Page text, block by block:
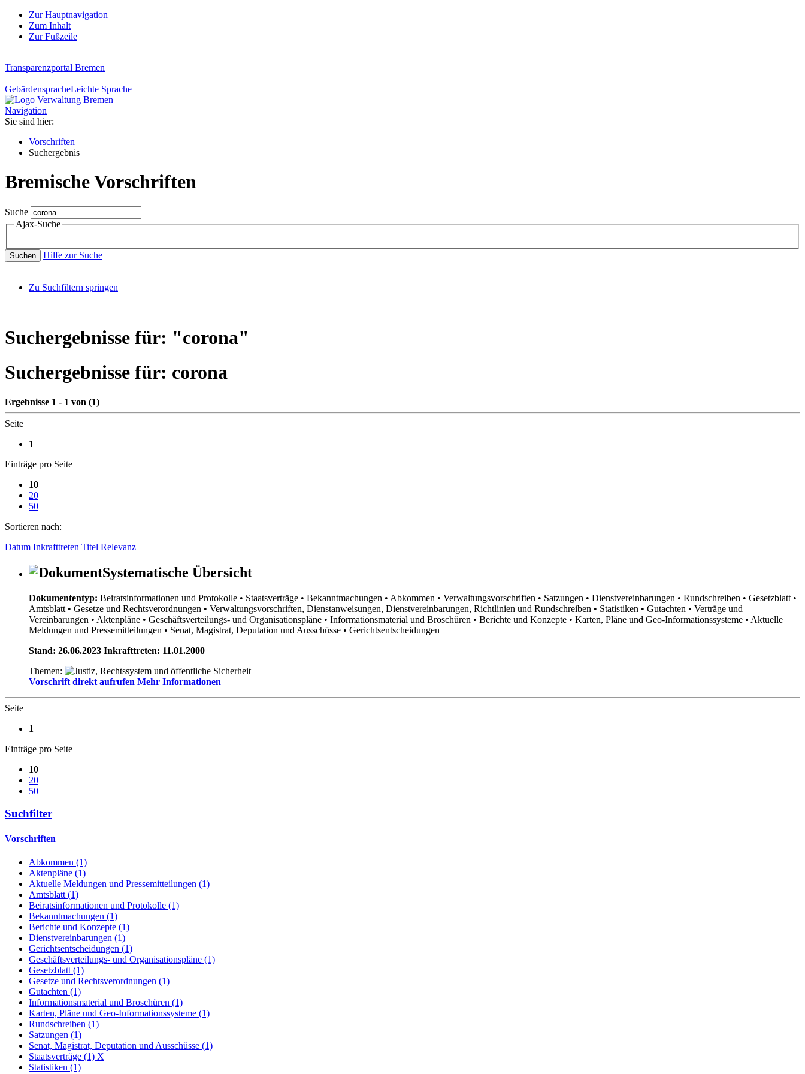
Zur Hauptnavigation
Zum Inhalt
Zur Fußzeile
Transparenzportal Bremen
GebärdenspracheLeichte Sprache
Navigation
Sie sind hier:
Vorschriften
Suchergebnis
Bremische Vorschriften
Suche
Ajax-Suche
Suchen Hilfe zur Suche
Zu Suchfiltern springen
Suchergebnisse für: "corona"
Suchergebnisse für: corona
Ergebnisse 1 - 1 von (1)
Seite
1
Einträge pro Seite
10
20
50
Sortieren nach:
Datum Inkrafttreten Titel Relevanz
Systematische Übersicht
Dokumententyp: Beiratsinformationen und Protokolle • Staatsverträge • Bekanntmachungen • Abkommen • Verwaltungsvorschriften • Satzungen • Dienstvereinbarungen • Rundschreiben • Gesetzblatt •
Amtsblatt • Gesetze und Rechtsverordnungen • Verwaltungsvorschriften, Dienstanweisungen, Dienstvereinbarungen, Richtlinien und Rundschreiben • Statistiken • Gutachten • Verträge und
Vereinbarungen • Aktenpläne • Geschäftsverteilungs- und Organisationspläne • Informationsmaterial und Broschüren • Berichte und Konzepte • Karten, Pläne und Geo-Informationssysteme • Aktuelle
Meldungen und Pressemitteilungen • Senat, Magistrat, Deputation und Ausschüsse • Gerichtsentscheidungen
Stand: 26.06.2023 Inkrafttreten: 11.01.2000
Themen:
Vorschrift direkt aufrufen Mehr Informationen
Seite
1
Einträge pro Seite
10
20
50
Suchfilter
Vorschriften
Abkommen (1)
Aktenpläne (1)
Aktuelle Meldungen und Pressemitteilungen (1)
Amtsblatt (1)
Beiratsinformationen und Protokolle (1)
Bekanntmachungen (1)
Berichte und Konzepte (1)
Dienstvereinbarungen (1)
Gerichtsentscheidungen (1)
Geschäftsverteilungs- und Organisationspläne (1)
Gesetzblatt (1)
Gesetze und Rechtsverordnungen (1)
Gutachten (1)
Informationsmaterial und Broschüren (1)
Karten, Pläne und Geo-Informationssysteme (1)
Rundschreiben (1)
Satzungen (1)
Senat, Magistrat, Deputation und Ausschüsse (1)
Staatsverträge (1) X
Statistiken (1)